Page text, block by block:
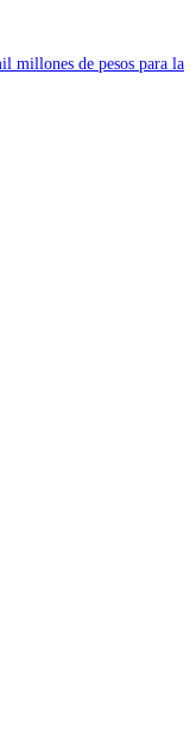
millones de pesos para la